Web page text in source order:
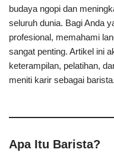
budaya ngopi dan
seluruh dunia. Bagi Anda
profesional, memahami
sangat penting. Artikel ini
keterampilan, pelatihan,
meniti karir sebagai barista.
Apa Itu Barista?